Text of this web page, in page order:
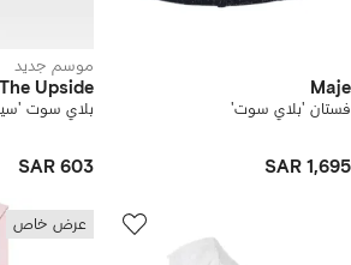
Maje
فستان 'بلاي سوت'
SAR 1,695
موسم جديد
The Upside
بلاي سوت
SAR 603
عرض خاص